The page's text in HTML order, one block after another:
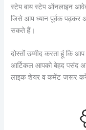
स्टेप बाय स्टेप ऑनलाइन
जिसे आप ध्यान पूर्वक
सकते हैं।
दोस्तों उम्मीद करता हूं कि
आर्टिकल आपको बेहद पसंद
लाइक शेयर व कमेंट जरूर